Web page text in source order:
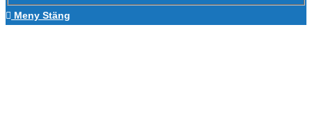
Meny Stäng